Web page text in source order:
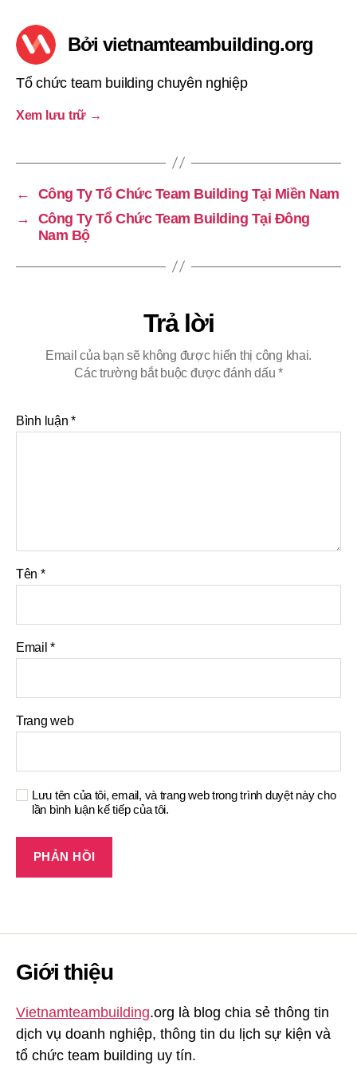
Bởi vietnamteambuilding.org
Tổ chức team building chuyên nghiệp
Xem lưu trữ →
←
Công Ty Tổ Chức Team Building Tại Miền Nam
→
Công Ty Tổ Chức Team Building Tại Đông
Nam Bộ
Trả lời
Email của bạn sẽ không được hiển thị công khai.
Các trường bắt buộc được đánh dấu*
Bình luận*
Tên *
Email*
Trang web
Lưu tên của tôi, email, và trang web trong trình duyệt này cho
lần bình luận kế tiếp của tôi.
Giới thiệu
Vietnamteambuilding.org là blog chia sẻ thông tin
dịch vụ doanh nghiệp, thông tin du lịch sự kiện và
tổ chức team building uy tín.